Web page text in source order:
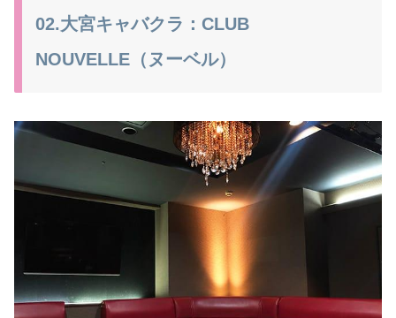
02.大宮キャバクラ：CLUB
NOUVELLE（ヌーベル）